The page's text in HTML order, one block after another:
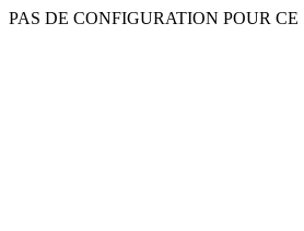
PAS DE CONFIGURATION POUR CE